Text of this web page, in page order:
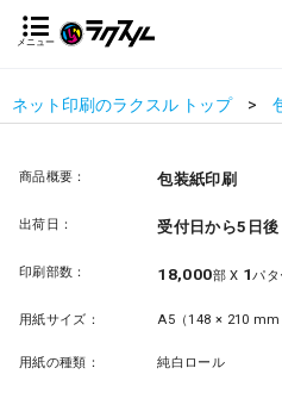
メニュー
ネット印刷のラクスル トップ
商品概要： 包装紙印刷
出荷日： 受付日から5日後
印刷部数： 18,000部 X 1パタ
用紙サイズ： A5（148 × 210 mm
用紙の種類： 純白ロール